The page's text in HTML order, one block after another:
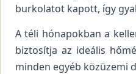
burkolatot kapott, így
A téli hónapokban a
biztosítja az ideális
minden egyéb közüzemi